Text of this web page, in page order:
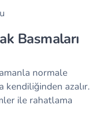
Basmaları
normale
kendiliğinden azalır.
ile rahatlama